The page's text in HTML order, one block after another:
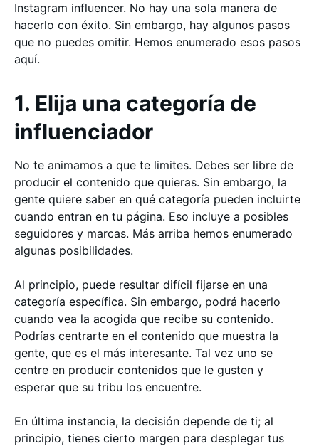
Instagram influencer. No hay una sola manera de
hacerlo con éxito. Sin embargo, hay algunos pasos
que no puedes omitir. Hemos enumerado esos pasos
aquí.
1. Elija una categoría de
influenciador
No te animamos a que te limites. Debes ser libre de
producir el contenido que quieras. Sin embargo, la
gente quiere saber en qué categoría pueden incluirte
cuando entran en tu página. Eso incluye a posibles
seguidores y marcas. Más arriba hemos enumerado
algunas posibilidades.
Al principio, puede resultar difícil fijarse en una
categoría específica. Sin embargo, podrá hacerlo
cuando vea la acogida que recibe su contenido.
Podrías centrarte en el contenido que muestra la
gente, que es el más interesante. Tal vez uno se
centre en producir contenidos que le gusten y
esperar que su tribu los encuentre.
En última instancia, la decisión depende de ti; al
principio, tienes cierto margen para desplegar tus